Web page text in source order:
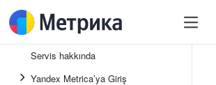
Servis hakkında
Yandex Metrica’ya Giriş